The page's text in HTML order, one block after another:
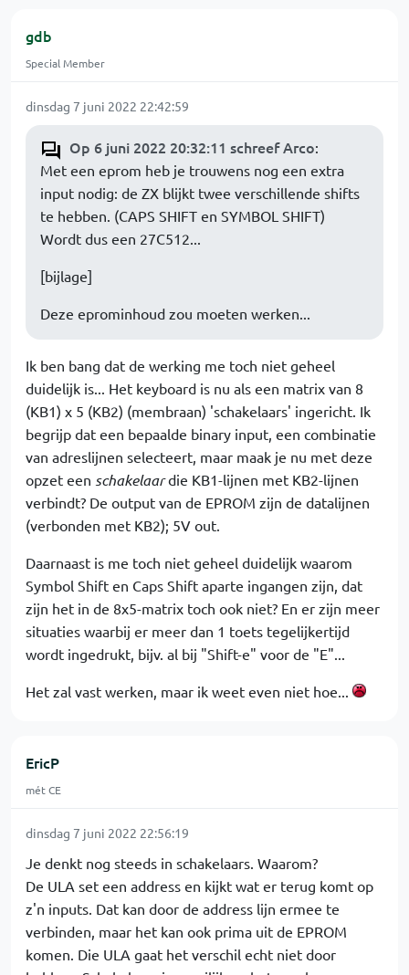
gdb
Special Member
dinsdag 7 juni 2022 22:42:59
Op 6 juni 2022 20:32:11 schreef Arco:
Met een eprom heb je trouwens nog een extra
input nodig: de ZX blijkt twee verschillende shifts
te hebben. (CAPS SHIFT en SYMBOL SHIFT)
Wordt dus een 27C512...
[bijlage]
Deze eprominhoud zou moeten werken...
Ik ben bang dat de werking me toch niet geheel
duidelijk is... Het keyboard is nu als een matrix van 8
(KB1) x 5 (KB2) (membraan) 'schakelaars' ingericht. Ik
begrijp dat een bepaalde binary input, een combinatie
van adreslijnen selecteert, maar maak je nu met deze
opzet een schakelaardie KB1-lijnen met KB2-lijnen
verbindt? De output van de EPROM zijn de datalijnen
(verbonden met KB2); 5V out.
Daarnaast is me toch niet geheel duidelijk waarom
Symbol Shift en Caps Shift aparte ingangen zijn, dat
zijn het in de 8x5-matrix toch ook niet? En er zijn meer
situaties waarbij er meer dan 1 toets tegelijkertijd
wordt ingedrukt, bijv. al bij "Shift-e" voor de "E"...
Het zal vast werken, maar ik weet even niet hoe...
EricP
mét CE
dinsdag 7 juni 2022 22:56:19
Je denkt nog steeds in schakelaars. Waarom?
De ULA set een address en kijkt wat er terug komt op
z'n inputs. Dat kan door de address lijn ermee te
verbinden, maar het kan ook prima uit de EPROM
komen. Die ULA gaat het verschil echt niet door